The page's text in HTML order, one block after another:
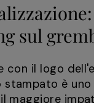
sul
con il logo
stampato è uno
maggiore